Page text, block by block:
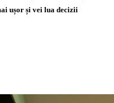
ușor și vei lua decizii